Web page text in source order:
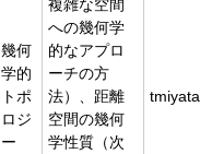
幾何
学的
トポ
ロジ
ー
複雑な空間
への幾何学
的なアプロ
ーチの方
法）、距離
空間の幾何
学性質（次